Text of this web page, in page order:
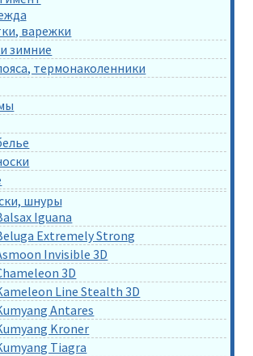
варежки
зимние
термонаколенники
шнуры
Iguana
Extremely Strong
Invisible 3D
3D
Line Stealth 3D
Antares
Kroner
Tiagra